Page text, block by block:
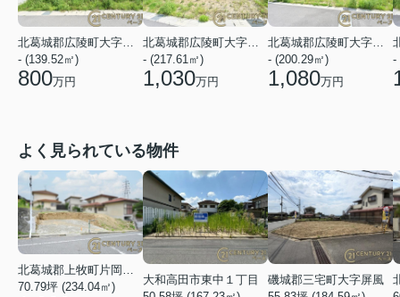
北葛城郡広陵町大字三吉
- (139.52㎡)
800万円
北葛城郡広陵町大字三吉
- (217.61㎡)
1,030万円
北葛城郡広陵町大字三吉
- (200.29㎡)
1,080万円
-
よく見られている物件
70.79坪 (234.04㎡)
大和高田市東中１丁目
磯城郡三宅町大字屏風